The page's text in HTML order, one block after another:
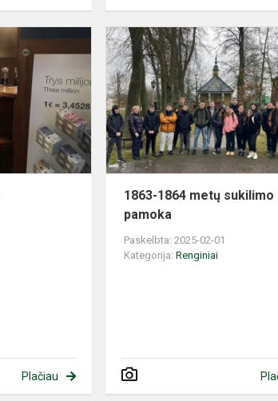
Viskas
apie
pinigus
Plačiau
1863-1864 metų sukilimo
pamoka
Paskelbta: 2025-02-01
Kategorija:Renginiai